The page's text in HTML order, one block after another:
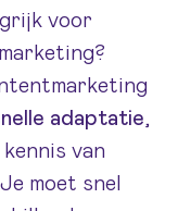
voor
adaptatie,
van
moet snel